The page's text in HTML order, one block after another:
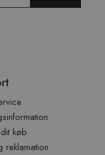
køb
reklamation